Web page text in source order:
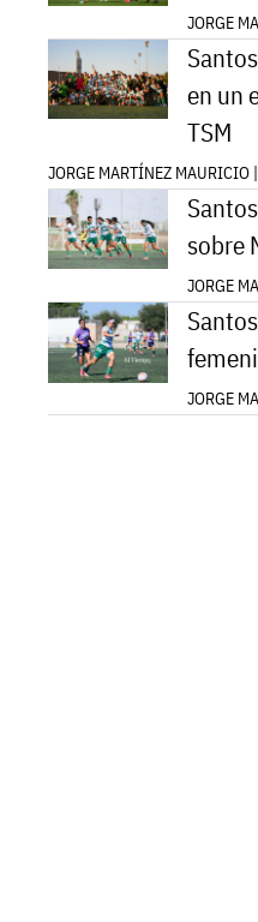
JORGE
en un
TSM
JORGE MARTÍNEZ MAURICIO
sobre
JORGE
JORGE